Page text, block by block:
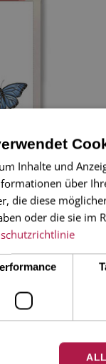
Inhalte und
über
die diese
oder die sie im